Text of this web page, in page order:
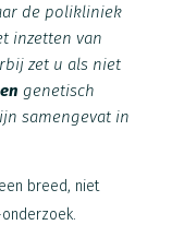
de polikliniek
inzetten van
zet u als niet
genetisch
samengevat in
breed, niet